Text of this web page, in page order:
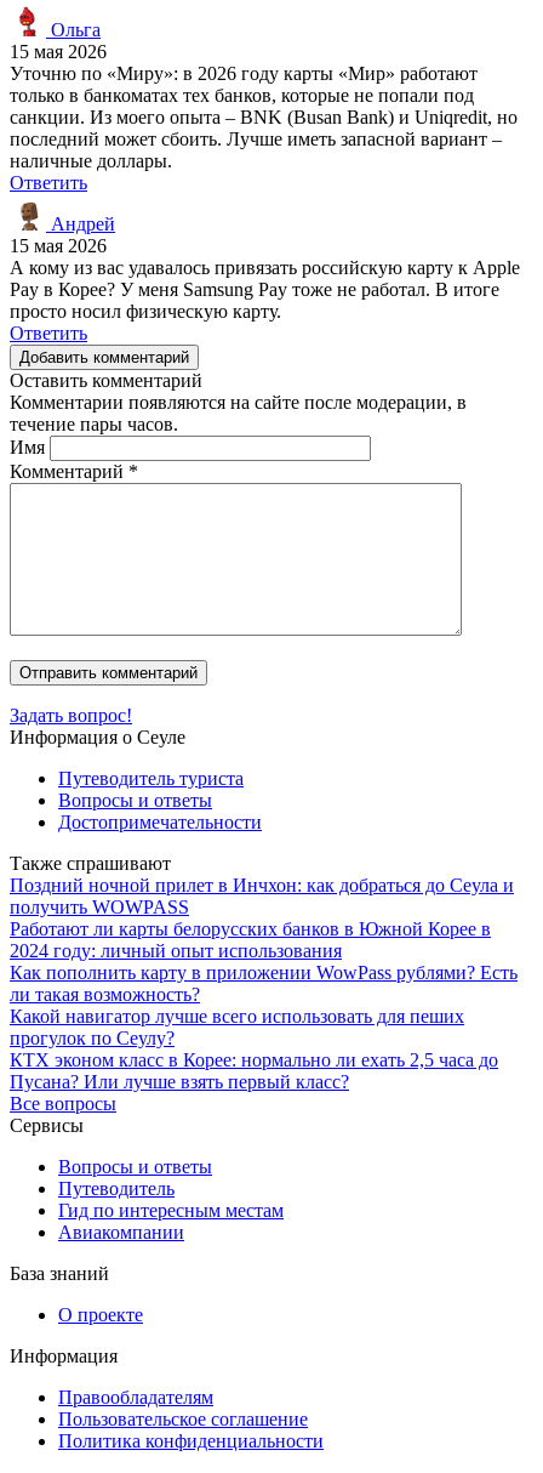
Ольга
15 мая 2026
Уточню по «Миру»: в 2026 году карты «Мир» работают
только в банкоматах тех банков, которые не попали под
санкции. Из моего опыта – BNK (Busan Bank) и Uniqredit, но
последний может сбоить. Лучше иметь запасной вариант –
наличные доллары.
Ответить
Андрей
15 мая 2026
А кому из вас удавалось привязать российскую карту к Apple
Pay в Корее? У меня Samsung Pay тоже не работал. В итоге
просто носил физическую карту.
Ответить
Добавить комментарий
Оставить комментарий
Комментарии появляются на сайте после модерации, в
течение пары часов.
Имя
Комментарий *
Задать вопрос!
Информация о Сеуле
Путеводитель туриста
Вопросы и ответы
Достопримечательности
Также спрашивают
Поздний ночной прилет в Инчхон: как добраться до Сеула и
получить WOWPASS
Работают ли карты белорусских банков в Южной Корее в
2024 году: личный опыт использования
Как пополнить карту в приложении WowPass рублями? Есть
ли такая возможность?
Какой навигатор лучше всего использовать для пеших
прогулок по Сеулу?
КТХ эконом класс в Корее: нормально ли ехать 2,5 часа до
Пусана? Или лучше взять первый класс?
Все вопросы
Сервисы
Вопросы и ответы
Путеводитель
Гид по интересным местам
Авиакомпании
База знаний
О проекте
Информация
Правообладателям
Пользовательское соглашение
Политика конфиденциальности